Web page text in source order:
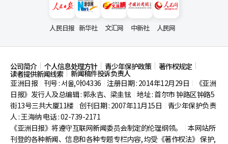
人民日报 新华社 文汇网 中新社 人民网
公司简介 个人信息处理方针 青少年保护政策 著作权规定
读者提供新闻线索
新闻稿件投诉负责人
亚洲日报
刊号 : 서울,아04336 注册日期 : 2014年12月29日
《亚洲
日报》发行人及总编辑 : 郭永吉、梁圭铉 地址 : 首尔市钟路区钟路5
街13号三共大厦11楼 创刊日期 : 2007年11月15日
青少年保护负责
人 : 王海纳 电话 : 02-739-2171
《亚洲日报》将遵守互联网新闻委员会制定的伦理纲领。
本网站所
刊登的各种新闻、信息和各种专题专栏内容, 均受《著作权法》 保护,